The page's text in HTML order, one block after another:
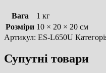
електробритва
імпорт
з
Японії,
в
Вага
1 кг
Розміри 10 × 20 × 20 см
Артикул: ES-L650U
Супутні товари